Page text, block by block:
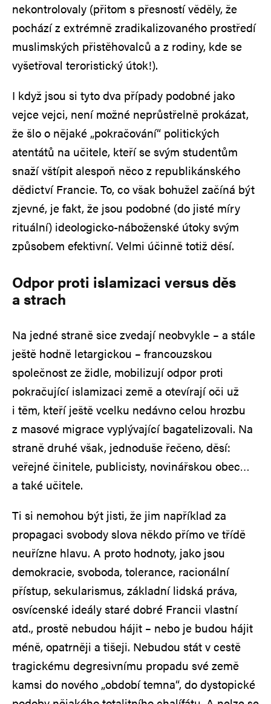
nekontrolovaly (přitom s přesností věděly, že
pochází z extrémně zradikalizovaného prostředí
muslimských přistěhovalců a z rodiny, kde se
vyšetřoval teroristický útok!).
I když jsou si tyto dva případy podobné jako
vejce vejci, není možné neprůstřelně prokázat,
že šlo o nějaké „pokračování“ politických
atentátů na učitele, kteří se svým studentům
snaží vštípit alespoň něco z republikánského
dědictví Francie. To, co však bohužel začíná být
zjevné, je fakt, že jsou podobné (do jisté míry
rituální) ideologicko-náboženské útoky svým
způsobem efektivní. Velmi účinně totiž děsí.
Odpor proti islamizaci versus děs
a strach
Na jedné straně sice zvedají neobvykle – a stále
ještě hodně letargickou – francouzskou
společnost ze židle, mobilizují odpor proti
pokračující islamizaci země a otevírají oči už
i těm, kteří ještě vcelku nedávno celou hrozbu
z masové migrace vyplývající bagatelizovali. Na
straně druhé však, jednoduše řečeno, děsí:
veřejné činitele, publicisty, novinářskou obec…
a také učitele.
Ti si nemohou být jisti, že jim například za
propagaci svobody slova někdo přímo ve třídě
neuřízne hlavu. A proto hodnoty, jako jsou
demokracie, svoboda, tolerance, racionální
přístup, sekularismus, základní lidská práva,
osvícenské ideály staré dobré Francii vlastní
atd., prostě nebudou hájit – nebo je budou hájit
méně, opatrněji a tišeji. Nebudou stát v cestě
tragickému degresivnímu propadu své země
kamsi do nového „období temna“, do dystopické